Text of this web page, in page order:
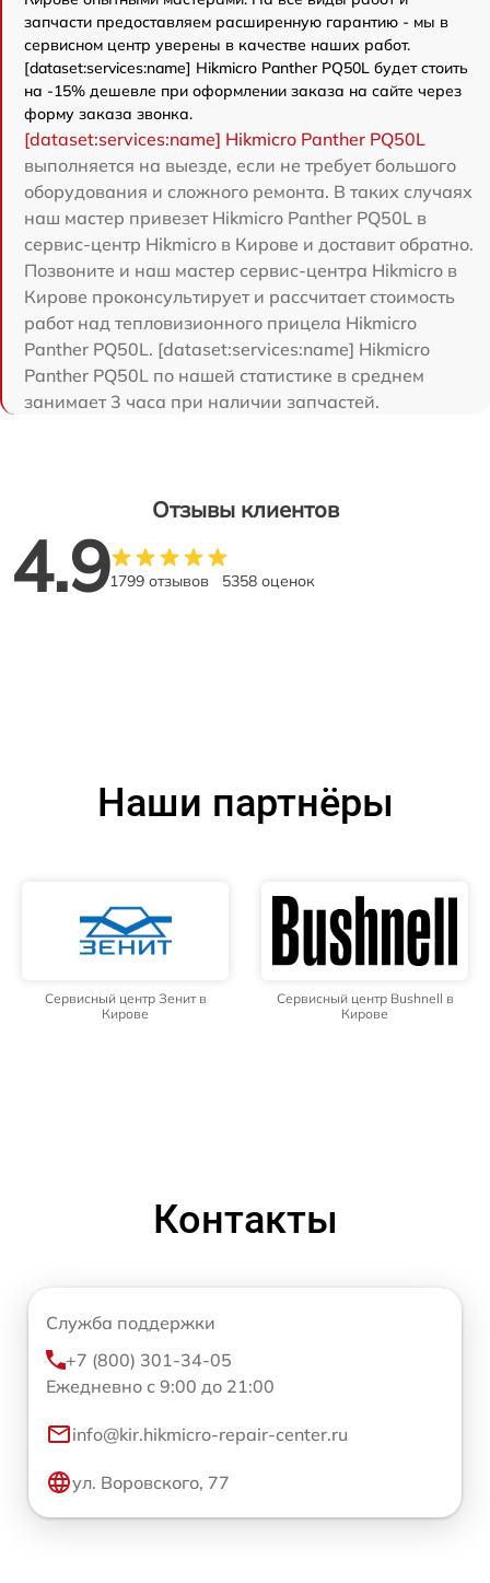
запчасти предоставляем расширенную гарантию - мы в
сервисном центр уверены в качестве наших работ.
[dataset:services:name] Hikmicro Panther PQ50L будет стоить
на -15% дешевле при оформлении заказа на сайте через
форму заказа звонка.
[dataset:services:name] Hikmicro Panther PQ50L
выполняется на выезде, если не требует большого
оборудования и сложного ремонта. В таких случаях
наш мастер привезет Hikmicro Panther PQ50L в
сервис-центр Hikmicro в Кирове и доставит обратно.
Позвоните и наш мастер сервис-центра Hikmicro в
Кирове проконсультирует и рассчитает стоимость
работ над тепловизионного прицела Hikmicro
Panther PQ50L. [dataset:services:name] Hikmicro
Panther PQ50L по нашей статистике в среднем
занимает 3 часа при наличии запчастей.
Отзывы клиентов
4.91799 отзывов 5358 оценок
Наши партнёры
Сервисный центр Зенит в
Кирове
Сервисный центр Bushnell в
Кирове
Контакты
Служба поддержки
+7 (800) 301-34-05
Ежедневно с 9:00 до 21:00
info@kir.hikmicro-repair-center.ru
ул. Воровского, 77